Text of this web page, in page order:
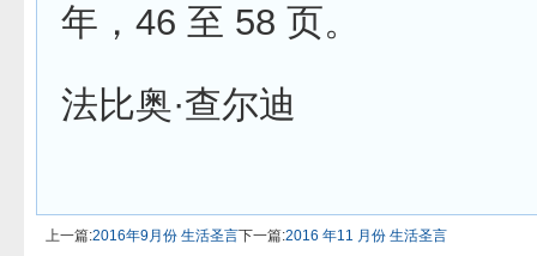
年，46 至 58 页。
法比奥·查尔迪
上一篇:2016年9月份 生活圣言下一篇:2016 年11 月份 生活圣言